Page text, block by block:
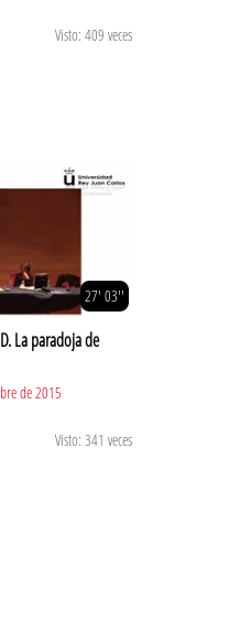
Visto: 409 veces
27' 03''
La paradoja de
de 2015
Visto: 341 veces